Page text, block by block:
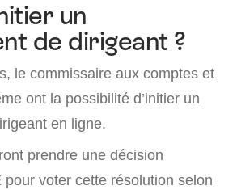
un
de dirigeant ?
le commissaire aux comptes et
ont la possibilité d’initier un
en ligne.
prendre une décision
voter cette résolution selon